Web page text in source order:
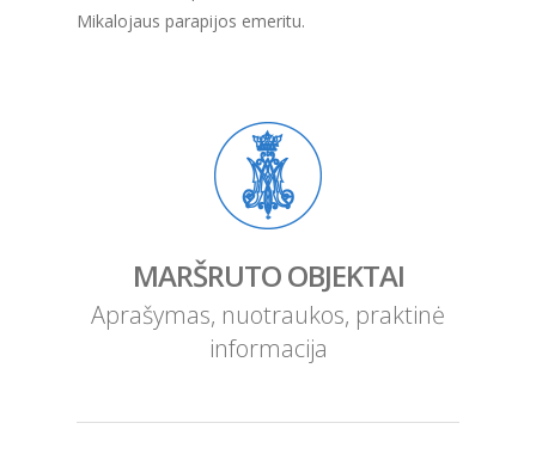
Mikalojaus parapijos emeritu.
MARŠRUTO OBJEKTAI
Aprašymas, nuotraukos, praktinė
informacija